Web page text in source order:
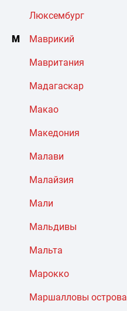
Люксембург
М Маврикий
Мавритания
Мадагаскар
Макао
Македония
Малави
Малайзия
Мали
Мальдивы
Мальта
Марокко
Маршалловы острова